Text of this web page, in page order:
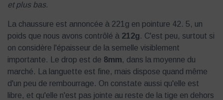
et plus bas.
La chaussure est annoncée à 221g en pointure 42. 5, un
poids que nous avons contrôlé à 212g. C'est peu, surtout si
on considère l'épaisseur de la semelle visiblement
importante. Le drop est de 8mm, dans la moyenne du
marché. La languette est fine, mais dispose quand même
d'un peu de rembourrage. On constate aussi qu'elle est
libre, et qu'elle n'est pas jointe au reste de la tige en dehors